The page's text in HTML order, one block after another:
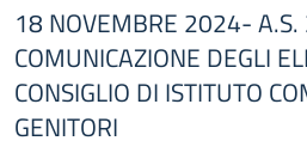
18 NOVEMBRE 2024-
COMUNICAZIONE DEGLI
CONSIGLIO DI ISTITUTO
GENITORI